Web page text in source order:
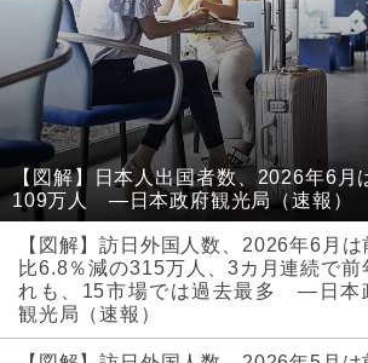
【図解】日本人出国者数、2026年6月
109万人 ―日本政府観光局（速報）
【図解】訪日外国人数、2026年6月は
比6.8％減の315万人、3カ月連続で前
れも、15市場では過去最多 ―日本
観光局（速報）